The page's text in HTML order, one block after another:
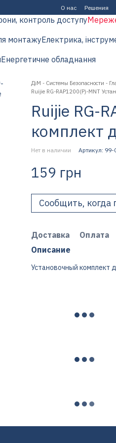
О нас Решения
контроль доступу
монтажуЕлектрика,
Енергетичне обладнання
ДіМ - Системы Безопасности -
Ruijie RG-RAP1200(P)-MNT
Ruijie RG-
комплект
Нет в наличии Артикул:
159 грн
Сообщить, когда
Доставка Оплата
Описание
Установочный комплект